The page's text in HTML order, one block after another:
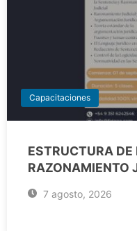
Capacitaciones
ESTRUCTURA
RAZONAMIENTO
7 agosto, 2026